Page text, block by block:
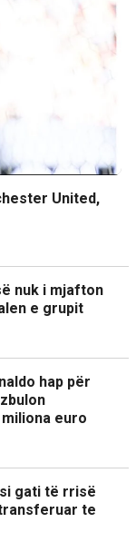
United,
nuk i mjafton
e grupit
hap për
euro
gati të rrisë
te